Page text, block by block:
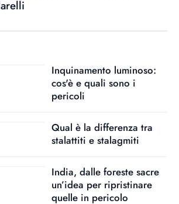
Inquinamento luminoso:
cos'è e quali sono i
pericoli
Qual è la differenza tra
stalattiti e stalagmiti
India, dalle foreste sacre
un’idea per ripristinare
quelle in pericolo